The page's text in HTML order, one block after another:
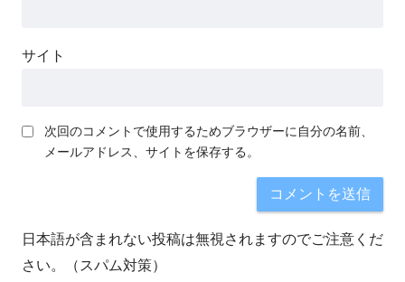
サイト
次回のコメントで使用するためブラウザーに自分の名前、
メールアドレス、サイトを保存する。
日本語が含まれない投稿は無視されますのでご注意くだ
さい。（スパム対策）